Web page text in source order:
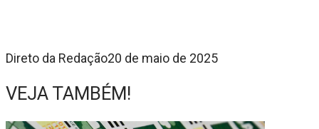
Direto da Redação20 de maio de 2025
VEJA TAMBÉM!